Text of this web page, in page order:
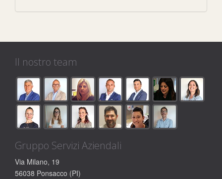
Il nostro team
Gruppo Servizi Aziendali
Via Milano, 19
56038 Ponsacco (PI)